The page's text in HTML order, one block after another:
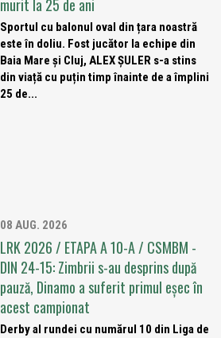
murit la 25 de ani
Sportul cu balonul oval din țara noastră
este în doliu. Fost jucător la echipe din
Baia Mare și Cluj, ALEX ȘULER s-a stins
din viață cu puțin timp înainte de a împlini
25 de...
08 AUG. 2026
LRK 2026 / ETAPA A 10-A / CSMBM -
DIN 24-15: Zimbrii s-au desprins după
pauză, Dinamo a suferit primul eșec în
acest campionat
Derby al rundei cu numărul 10 din Liga de